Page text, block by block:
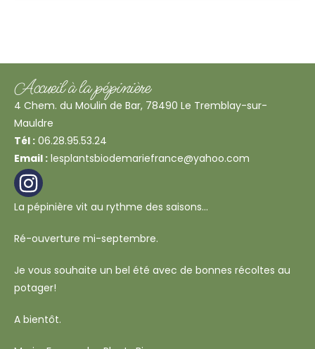
Accueil à la pépinière
4 Chem. du Moulin de Bar, 78490 Le Tremblay-sur-
Mauldre
Tél : 06.28.95.53.24
Email : lesplantsbiodemariefrance@yahoo.com
La pépinière vit au rythme des saisons…
Ré-ouverture mi-septembre.
Je vous souhaite un bel été avec de bonnes récoltes au
potager!
A bientôt.